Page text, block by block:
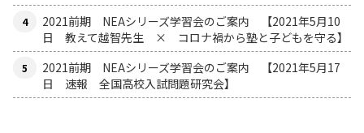
2021前期 NEAシリーズ学習会のご案内 【2021年5月10
日 教えて越智先生 × コロナ禍から塾と子どもを守る】
2021前期 NEAシリーズ学習会のご案内 【2021年5月17
日 速報 全国高校入試問題研究会】